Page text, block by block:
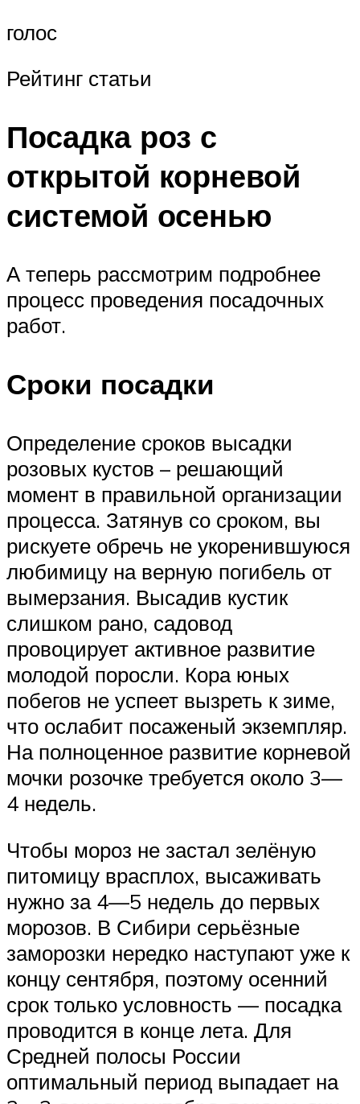
голос
Рейтинг статьи
Посадка роз с
открытой корневой
системой осенью
А теперь рассмотрим подробнее
процесс проведения посадочных
работ.
Сроки посадки
Определение сроков высадки
розовых кустов – решающий
момент в правильной организации
процесса. Затянув со сроком, вы
рискуете обречь не укоренившуюся
любимицу на верную погибель от
вымерзания. Высадив кустик
слишком рано, садовод
провоцирует активное развитие
молодой поросли. Кора юных
побегов не успеет вызреть к зиме,
что ослабит посаженый экземпляр.
На полноценное развитие корневой
мочки розочке требуется около 3—
4 недель.
Чтобы мороз не застал зелёную
питомицу врасплох, высаживать
нужно за 4—5 недель до первых
морозов. В Сибири серьёзные
заморозки нередко наступают уже к
концу сентября, поэтому осенний
срок только условность — посадка
проводится в конце лета. Для
Средней полосы России
оптимальный период выпадает на